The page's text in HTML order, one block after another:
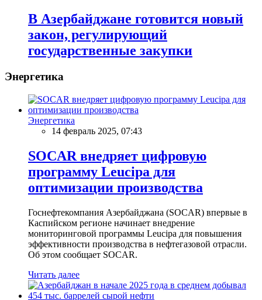
В Азербайджане готовится новый
закон, регулирующий
государственные закупки
Энергетика
Энергетика
14 февраль 2025, 07:43
SOCAR внедряет цифровую
программу Leucipa для
оптимизации производства
Госнефтекомпания Азербайджана (SOCAR) впервые в
Каспийском регионе начинает внедрение
мониторинговой программы Leucipa для повышения
эффективности производства в нефтегазовой отрасли.
Об этом сообщает SOCAR.
Читать далее